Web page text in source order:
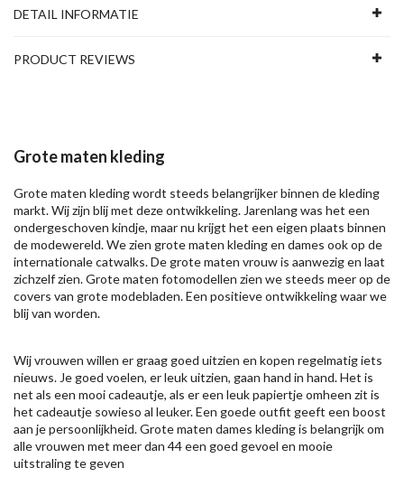
DETAIL INFORMATIE
PRODUCT REVIEWS
Grote maten kleding
Grote maten kleding wordt steeds belangrijker binnen de kleding
markt. Wij zijn blij met deze ontwikkeling. Jarenlang was het een
ondergeschoven kindje, maar nu krijgt het een eigen plaats binnen
de modewereld. We zien grote maten kleding en dames ook op de
internationale catwalks. De grote maten vrouw is aanwezig en laat
zichzelf zien. Grote maten fotomodellen zien we steeds meer op de
covers van grote modebladen. Een positieve ontwikkeling waar we
blij van worden.
Wij vrouwen willen er graag goed uitzien en kopen regelmatig iets
nieuws. Je goed voelen, er leuk uitzien, gaan hand in hand. Het is
net als een mooi cadeautje, als er een leuk papiertje omheen zit is
het cadeautje sowieso al leuker. Een goede outfit geeft een boost
aan je persoonlijkheid. Grote maten dames kleding is belangrijk om
alle vrouwen met meer dan 44 een goed gevoel en mooie
uitstraling te geven